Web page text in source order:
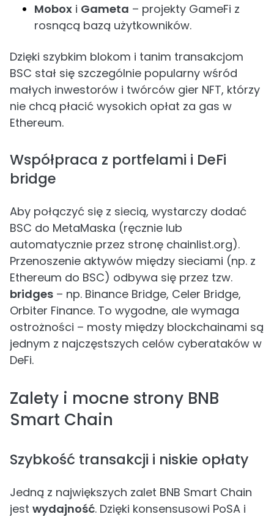
Mobox i Gameta – projekty GameFi z
rosnącą bazą użytkowników.
Dzięki szybkim blokom i tanim transakcjom
BSC stał się szczególnie popularny wśród
małych inwestorów i twórców gier NFT, którzy
nie chcą płacić wysokich opłat za gas w
Ethereum.
Współpraca z portfelami i DeFi
bridge
Aby połączyć się z siecią, wystarczy dodać
BSC do MetaMaska (ręcznie lub
automatycznie przez stronę chainlist.org).
Przenoszenie aktywów między sieciami (np. z
Ethereum do BSC) odbywa się przez tzw.
bridges – np. Binance Bridge, Celer Bridge,
Orbiter Finance. To wygodne, ale wymaga
ostrożności – mosty między blockchainami są
jednym z najczęstszych celów cyberataków w
DeFi.
Zalety i mocne strony BNB
Smart Chain
Szybkość transakcji i niskie opłaty
Jedną z największych zalet BNB Smart Chain
jest wydajność. Dzięki konsensusowi PoSA i